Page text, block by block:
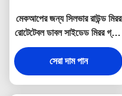
মেকআপের জন্য সিলভার রাউন্ড মিরর
রোটেটেবল ডাবল সাইডেড মিরর গ্লাস
অ্যাঙ্গেল
সেরা দাম পান